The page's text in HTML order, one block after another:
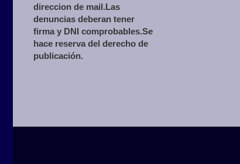
direccion de mail.Las
denuncias deberan tener
firma y DNI comprobables.Se
hace reserva del derecho de
publicación.